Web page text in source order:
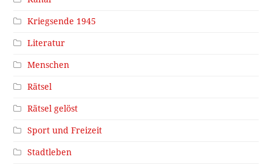
Kriegsende 1945
Literatur
Menschen
Rätsel
Rätsel gelöst
Sport und Freizeit
Stadtleben